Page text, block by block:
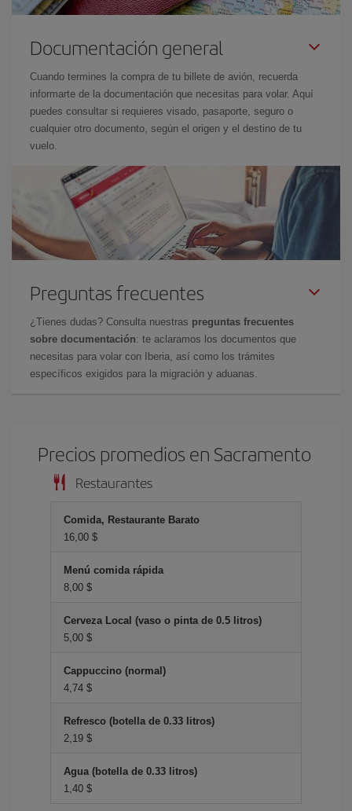
Documentación general
Cuando termines la compra de tu billete de avión, recuerda
informarte de la documentación que necesitas para volar. Aquí
puedes consultar si requieres visado, pasaporte, seguro o
cualquier otro documento, según el origen y el destino de tu
vuelo.
Preguntas frecuentes
¿Tienes dudas? Consulta nuestras preguntas frecuentes
sobre documentación: te aclaramos los documentos que
necesitas para volar con Iberia, así como los trámites
específicos exigidos para la migración y aduanas.
Precios promedios en Sacramento
Restaurantes
Comida, Restaurante Barato
16,00 $
Menú comida rápida
8,00 $
Cerveza Local (vaso o pinta de 0.5 litros)
5,00 $
Cappuccino (normal)
4,74 $
Refresco (botella de 0.33 litros)
2,19 $
Agua (botella de 0.33 litros)
1,40 $